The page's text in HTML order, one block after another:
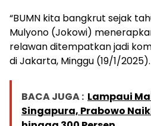
“BUMN kita bangkrut sejak
Mulyono (Jokowi)
relawan ditempatkan jadi
di Jakarta, Minggu (19/1/2025).
BACA JUGA : Lampaui
Singapura, Prabowo